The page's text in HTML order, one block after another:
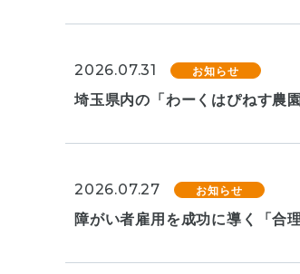
2026.07.31 お知らせ
埼玉県内の「わーくはぴねす農
2026.07.27 お知らせ
障がい者雇用を成功に導く「合